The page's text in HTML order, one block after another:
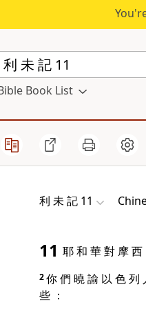
Book List
利 未 記 11
11 耶 和 華 對 摩
2你 們 曉 諭 以 色 列
些 ：